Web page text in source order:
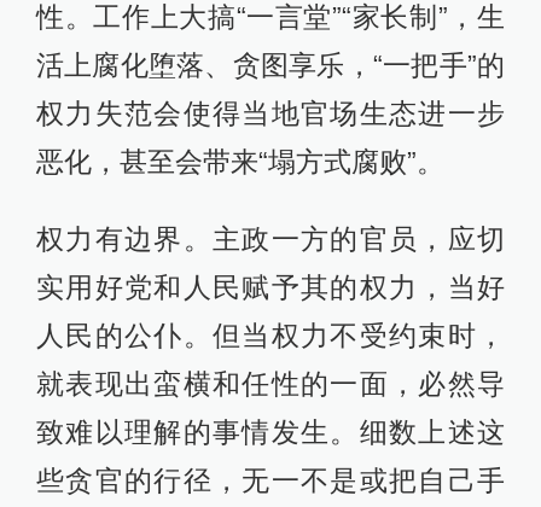
性。工作上大搞“一言堂”“家长制”，生
活上腐化堕落、贪图享乐，“一把手”的
权力失范会使得当地官场生态进一步
恶化，甚至会带来“塌方式腐败”。
权力有边界。主政一方的官员，应切
实用好党和人民赋予其的权力，当好
人民的公仆。但当权力不受约束时，
就表现出蛮横和任性的一面，必然导
致难以理解的事情发生。细数上述这
些贪官的行径，无一不是或把自己手